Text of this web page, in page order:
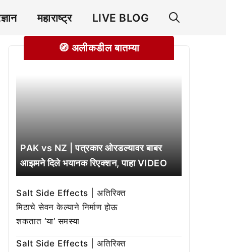
महाराष्ट्र LIVE BLOG
🧭 अलीकडील बातम्या
PAK vs NZ | पत्रकार ओरडल्यावर बाबर
आझमने दिले भयानक रिएक्शन, पाहा VIDEO
Salt Side Effects | अतिरिक्त
मिठाचे सेवन केल्याने निर्माण होऊ
शकतात ‘या’ समस्या
Salt Side Effects | अतिरिक्त